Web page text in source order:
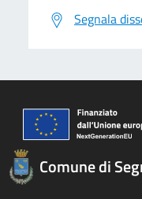
Segnala
Comune di